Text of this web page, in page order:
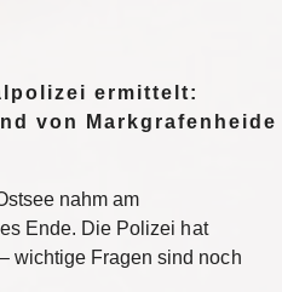
ermittelt:
von Markgrafenheide
nahm am
Ende. Die Polizei hat
wichtige Fragen sind noch